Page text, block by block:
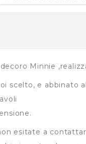
Minnie
scelto, e abbinato
esitate a